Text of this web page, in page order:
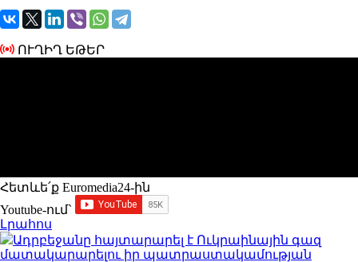
ՈՒՂԻՂ ԵԹԵՐ
Հետևե՛ք Euromedia24-ին
Youtube-ում`
Լրահոս
Ադրբեջանը հայտարարել է Ուկրաինային գազ
մատակարարելու իր պատրաստակամության